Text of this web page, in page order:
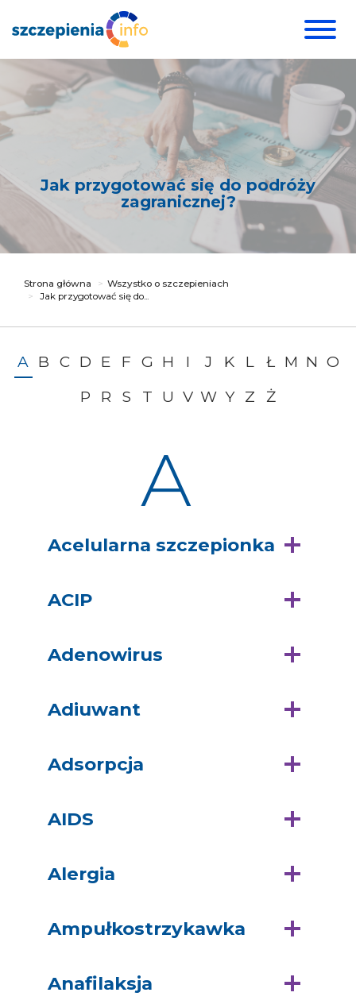
Jak przygotować się do podróży
zagranicznej?
Strona główna
Wszystko o szczepieniach
Jak przygotować się do...
A B C D E F G H I J K L Ł M N O
P
R S T U V W Y Z Ż
A
Acelularna szczepionka
ACIP
Adenowirus
Adiuwant
Adsorpcja
AIDS
Alergia
Ampułkostrzykawka
Anafilaksja